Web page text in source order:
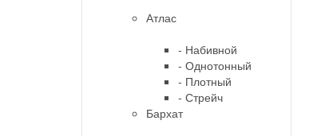
Атлас
- Набивной
- Однотонный
- Плотный
- Стрейч
Бархат